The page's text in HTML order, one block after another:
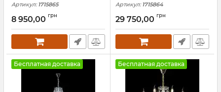
Артикул:1715865
8 950,00 грн
Артикул:1715864
29 750,00 грн
Бесплатная доставка Бесплатная доставка